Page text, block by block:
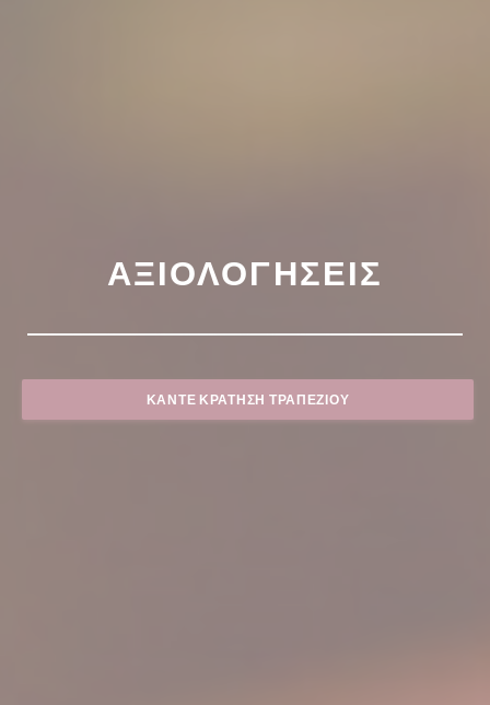
ΑΞΙΟΛΟΓΉΣΕΙΣ
ΚΆΝΤΕ ΚΡΆΤΗΣΗ ΤΡΑΠΕΖΙΟΎ